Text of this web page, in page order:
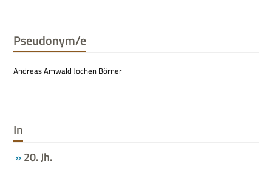
Pseudonym/e
Andreas Amwald Jochen Börner
In
20. Jh.